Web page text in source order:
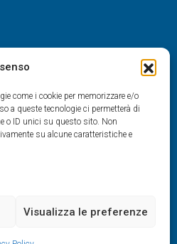
come i cookie per memorizzare e/o
a queste tecnologie ci permetterà di
o ID unici su questo sito. Non
su alcune caratteristiche e
Visualizza le preferenze